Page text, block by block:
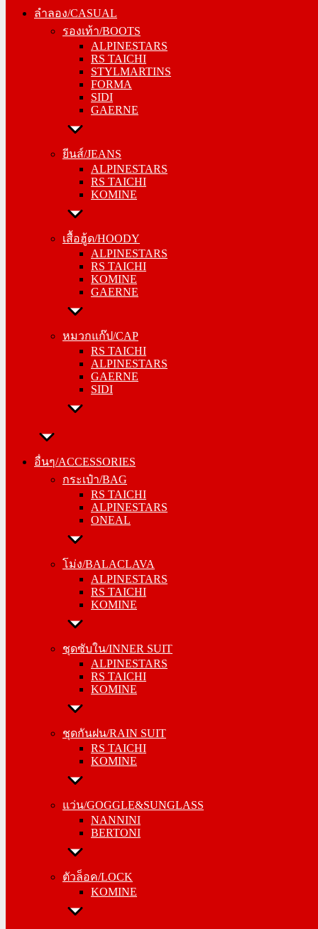
ลำลอง/CASUAL
รองเท้า/BOOTS
ALPINESTARS
RS TAICHI
STYLMARTINS
FORMA
SIDI
GAERNE
ยีนส์/JEANS
ALPINESTARS
RS TAICHI
KOMINE
เสื้อฮู้ด/HOODY
ALPINESTARS
RS TAICHI
KOMINE
GAERNE
หมวกแก๊ป/CAP
RS TAICHI
ALPINESTARS
GAERNE
SIDI
อื่นๆ/ACCESSORIES
กระเป๋า/BAG
RS TAICHI
ALPINESTARS
ONEAL
โม่ง/BALACLAVA
ALPINESTARS
RS TAICHI
KOMINE
ชุดซับใน/INNER SUIT
ALPINESTARS
RS TAICHI
KOMINE
ชุดกันฝน/RAIN SUIT
RS TAICHI
KOMINE
แว่น/GOGGLE&SUNGLASS
NANNINI
BERTONI
ตัวล็อค/LOCK
KOMINE
ALPINESTARS
RS TAICHI
STYLMARTINS
FORMA
SIDI
GAERNE
ยีนส์/JEANS
RS TAICHI
KOMINE
เสื้อฮู้ด/HOODY
RS TAICHI
KOMINE
GAERNE
หมวกแก๊ป/CAP
ALPINESTARS
GAERNE
SIDI
อื่นๆ/ACCESSORIES
RS TAICHI
ALPINESTARS
ONEAL
โม่ง/BALACLAVA
RS TAICHI
KOMINE
ชุดซับใน/INNER SUIT
RS TAICHI
KOMINE
ชุดกันฝน/RAIN SUIT
KOMINE
แว่น/GOGGLE&SUNGLASS
BERTONI
ตัวล็อค/LOCK
การ์ดเสริม/GUARD OPTION